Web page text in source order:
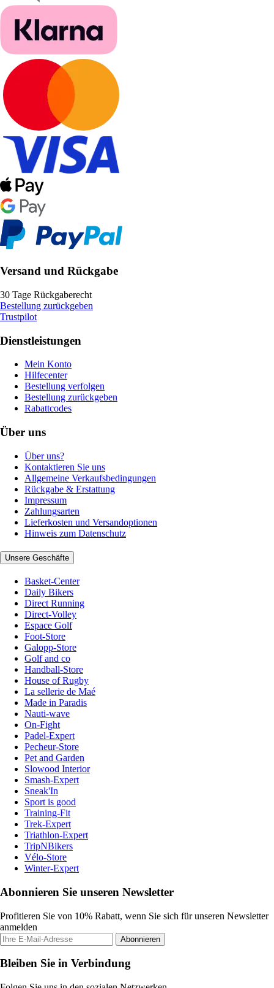
Versand und Rückgabe
30 Tage Rückgaberecht
Bestellung zurückgeben
Trustpilot
Dienstleistungen
Mein Konto
Hilfecenter
Bestellung verfolgen
Bestellung zurückgeben
Rabattcodes
Über uns
Über uns?
Kontaktieren Sie uns
Allgemeine Verkaufsbedingungen
Rückgabe & Erstattung
Impressum
Zahlungsarten
Lieferkosten und Versandoptionen
Hinweis zum Datenschutz
Unsere Geschäfte
Basket-Center
Daily Bikers
Direct Running
Direct-Volley
Espace Golf
Foot-Store
Galopp-Store
Golf and co
Handball-Store
House of Rugby
La sellerie de Maé
Made in Paradis
Nauti-wave
On-Fight
Padel-Expert
Pecheur-Store
Pet and Garden
Slowood Interior
Smash-Expert
Sneak'In
Sport is good
Training-Fit
Trek-Expert
Triathlon-Expert
TripNBikers
Vélo-Store
Winter-Expert
Abonnieren Sie unseren Newsletter
Profitieren Sie von 10% Rabatt, wenn Sie sich für unseren Newsletter
anmelden
Abonnieren
Bleiben Sie in Verbindung